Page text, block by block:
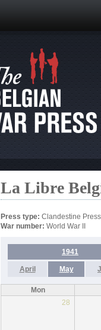
La Libre
Press type: Clandestine Press
War number: World War II
1941
April May
Mon
28